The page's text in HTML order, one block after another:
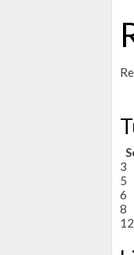
3
5
6
8
12